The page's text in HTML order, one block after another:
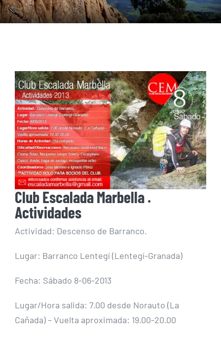
Club Escalada Marbella .
Actividades
Actividad: Descenso de Barranco.
Lugar: Barranco Lentegí (Lentegí-Granada)
Fecha: Sábado 8-06-2013
Lugar/Hora salida: 7.00 desde Norauto (La
Cañada) – Vuelta aproximada: 19.00-20.00